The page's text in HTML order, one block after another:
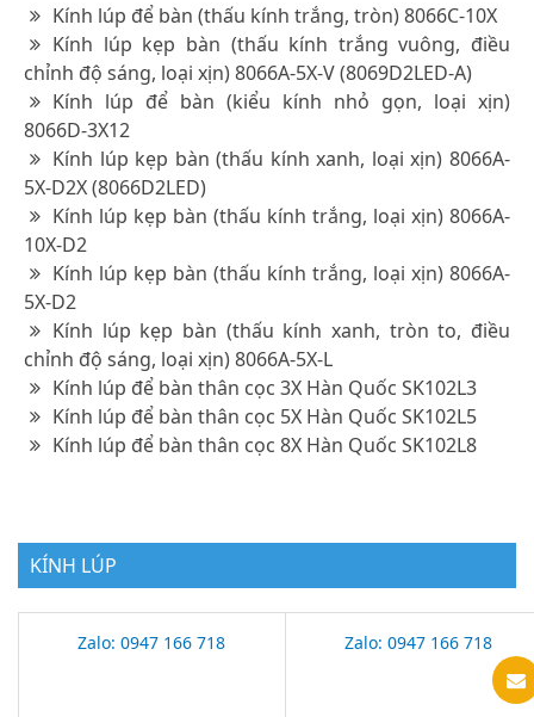
Kính lúp để bàn (thấu kính trắng, tròn) 8066C-10X
Kính lúp kẹp bàn (thấu kính trắng vuông, điều
chỉnh độ sáng, loại xịn) 8066A-5X-V (8069D2LED-A)
Kính lúp để bàn (kiểu kính nhỏ gọn, loại xịn)
8066D-3X12
Kính lúp kẹp bàn (thấu kính xanh, loại xịn) 8066A-
5X-D2X (8066D2LED)
Kính lúp kẹp bàn (thấu kính trắng, loại xịn) 8066A-
10X-D2
Kính lúp kẹp bàn (thấu kính trắng, loại xịn) 8066A-
5X-D2
Kính lúp kẹp bàn (thấu kính xanh, tròn to, điều
chỉnh độ sáng, loại xịn) 8066A-5X-L
Kính lúp để bàn thân cọc 3X Hàn Quốc SK102L3
Kính lúp để bàn thân cọc 5X Hàn Quốc SK102L5
Kính lúp để bàn thân cọc 8X Hàn Quốc SK102L8
KÍNH LÚP
Zalo: 0947 166 718 Zalo: 0947 166 718